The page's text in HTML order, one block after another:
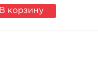
В корзину